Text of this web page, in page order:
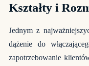
Kształty i
Jednym z
dążenie do
zapotrzebowanie